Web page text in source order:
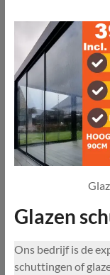
Glazen
Ons bedrijf is de
schuttingen of